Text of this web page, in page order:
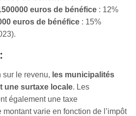
euros de bénéfice : 12%
euros de bénéfice : 15%
sur le revenu, les municipalités
une surtaxe locale. Les
également une taxe
varie en fonction de l’impôt